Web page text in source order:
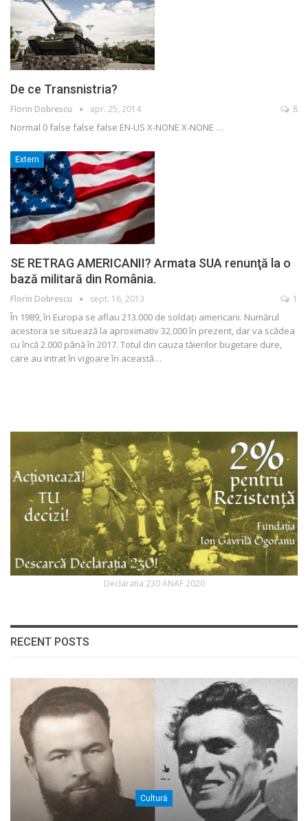
De ce Transnistria?
Florin Dobrescu apr. 25, 2014 8
Normal 0 false false false EN-US X-NONE X-NONE …
Extern
SE RETRAG AMERICANII? Armata SUA renunţă la o
bază militară din România.
Florin Dobrescu sept. 16, 2013 1
În 1989, în Europa se aflau 213.000 de soldaţi americani. Numărul
acestora se situează la aproximativ 32.000 în prezent, dar va scădea
cu încă 2.000 până în 2017. Totul din cauza tăierilor bugetare dure,
care au intrat în vigoare în această…
Declaratia 230 ANAF 2020
RECENT POSTS
Cultură